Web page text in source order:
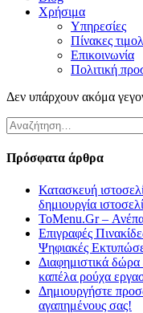
Χρήσιμα
Υπηρεσίες
Πίνακες
Επικοινωνία
Πολιτική
Δεν υπάρχουν ακόμα
Αναζήτηση
για:
Πρόσφατα άρθρα
Κατασκευή
δημιουργία
ToMenu.Gr –
Επιγραφές
Ψηφιακές
Διαφημιστικά δώρα
καπέλα ρούχα
Δημιουργήστε
αγαπημένους σας!